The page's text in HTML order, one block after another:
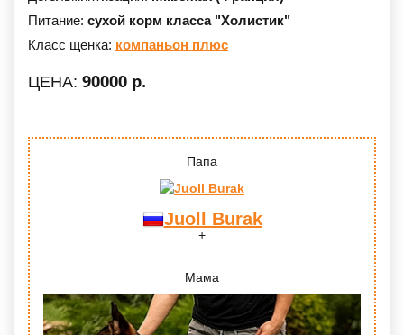
Питание: сухой корм класса "Холистик"
Класс щенка: компаньон плюс
ЦЕНА: 90000 р.
Папа
Juoll Burak
Мама